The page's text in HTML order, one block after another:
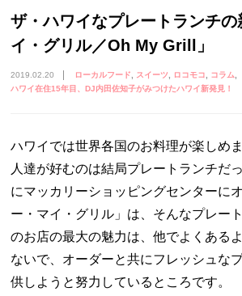
ザ・ハワイなプレートランチ
イ・グリル／Oh My Grill」
2019.02.20 ローカルフード スイーツ ロコモコ
コラム
ハワイ在住15年目、DJ内田佐知子がみつけたハワイ新発見！
ハワイでは世界各国のお料理が楽しめ
人達が好むのは結局プレートランチだ
にマッカリーショッピングセンターに
ー・マイ・グリル」は、そんなプレー
のお店の最大の魅力は、他でよくある
ないで、オーダーと共にフレッシュな
供しようと努力しているところです。